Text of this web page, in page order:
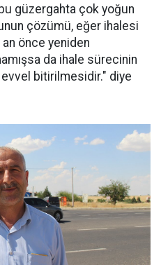
güzergahta çok yoğun
çözümü, eğer ihalesi
an önce yeniden
da ihale sürecinin
bitirilmesidir." diye